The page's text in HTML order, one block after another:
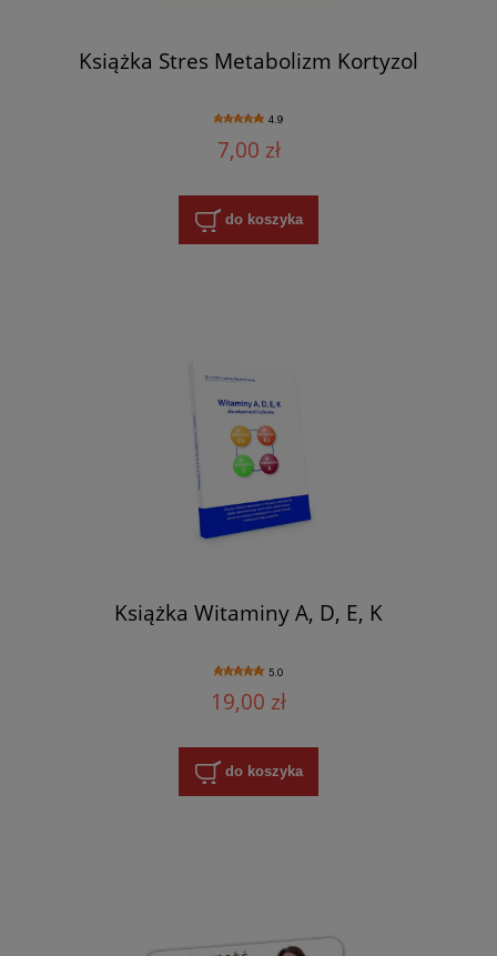
Książka Stres Metabolizm Kortyzol
4.9
7,00 zł
do koszyka
Książka Witaminy A, D, E, K
5.0
19,00 zł
do koszyka